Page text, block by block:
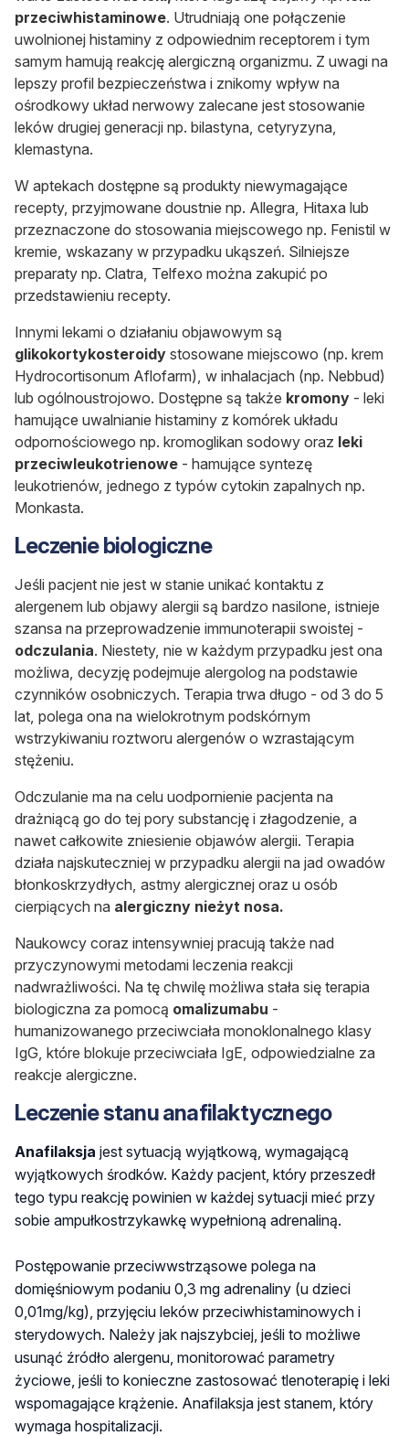
przeciwhistaminowe. Utrudniają one połączenie
uwolnionej histaminy z odpowiednim receptorem i tym
samym hamują reakcję alergiczną organizmu. Z uwagi na
lepszy profil bezpieczeństwa i znikomy wpływ na
ośrodkowy układ nerwowy zalecane jest stosowanie
leków drugiej generacji np. bilastyna, cetyryzyna,
klemastyna.
W aptekach dostępne są produkty niewymagające
recepty, przyjmowane doustnie np. Allegra, Hitaxa lub
przeznaczone do stosowania miejscowego np. Fenistil w
kremie, wskazany w przypadku ukąszeń. Silniejsze
preparaty np. Clatra, Telfexo można zakupić po
przedstawieniu recepty.
Innymi lekami o działaniu objawowym są
glikokortykosteroidy stosowane miejscowo (np. krem
Hydrocortisonum Aflofarm), w inhalacjach (np. Nebbud)
lub ogólnoustrojowo. Dostępne są także kromony - leki
hamujące uwalnianie histaminy z komórek układu
odpornościowego np. kromoglikan sodowy oraz leki
przeciwleukotrienowe - hamujące syntezę
leukotrienów, jednego z typów cytokin zapalnych np.
Monkasta.
Leczenie biologiczne
Jeśli pacjent nie jest w stanie unikać kontaktu z
alergenem lub objawy alergii są bardzo nasilone, istnieje
szansa na przeprowadzenie immunoterapii swoistej -
odczulania. Niestety, nie w każdym przypadku jest ona
możliwa, decyzję podejmuje alergolog na podstawie
czynników osobniczych. Terapia trwa długo - od 3 do 5
lat, polega ona na wielokrotnym podskórnym
wstrzykiwaniu roztworu alergenów o wzrastającym
stężeniu.
Odczulanie ma na celu uodpornienie pacjenta na
drażniącą go do tej pory substancję i złagodzenie, a
nawet całkowite zniesienie objawów alergii. Terapia
działa najskuteczniej w przypadku alergii na jad owadów
błonkoskrzydłych, astmy alergicznej oraz u osób
cierpiących na alergiczny nieżyt nosa.
Naukowcy coraz intensywniej pracują także nad
przyczynowymi metodami leczenia reakcji
nadwrażliwości. Na tę chwilę możliwa stała się terapia
biologiczna za pomocą omalizumabu -
humanizowanego przeciwciała monoklonalnego klasy
IgG, które blokuje przeciwciała IgE, odpowiedzialne za
reakcje alergiczne.
Leczenie stanu anafilaktycznego
Anafilaksja jest sytuacją wyjątkową, wymagającą
wyjątkowych środków. Każdy pacjent, który przeszedł
tego typu reakcję powinien w każdej sytuacji mieć przy
sobie ampułkostrzykawkę wypełnioną adrenaliną.
Postępowanie przeciwwstrząsowe polega na
domięśniowym podaniu 0,3 mg adrenaliny (u dzieci
0,01mg/kg), przyjęciu leków przeciwhistaminowych i
sterydowych. Należy jak najszybciej, jeśli to możliwe
usunąć źródło alergenu, monitorować parametry
życiowe, jeśli to konieczne zastosować tlenoterapię i leki
wspomagające krążenie. Anafilaksja jest stanem, który
wymaga hospitalizacji.